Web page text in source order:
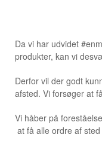
Da vi har udvidet
produkter, kan vi
Derfor vil der godt
afsted. Vi forsøger at
Vi håber på
at få alle ordre af